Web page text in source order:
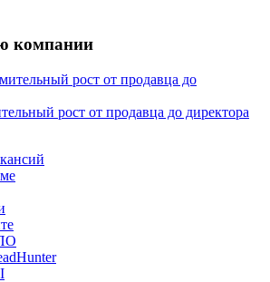
компании
рост от продавца до директора